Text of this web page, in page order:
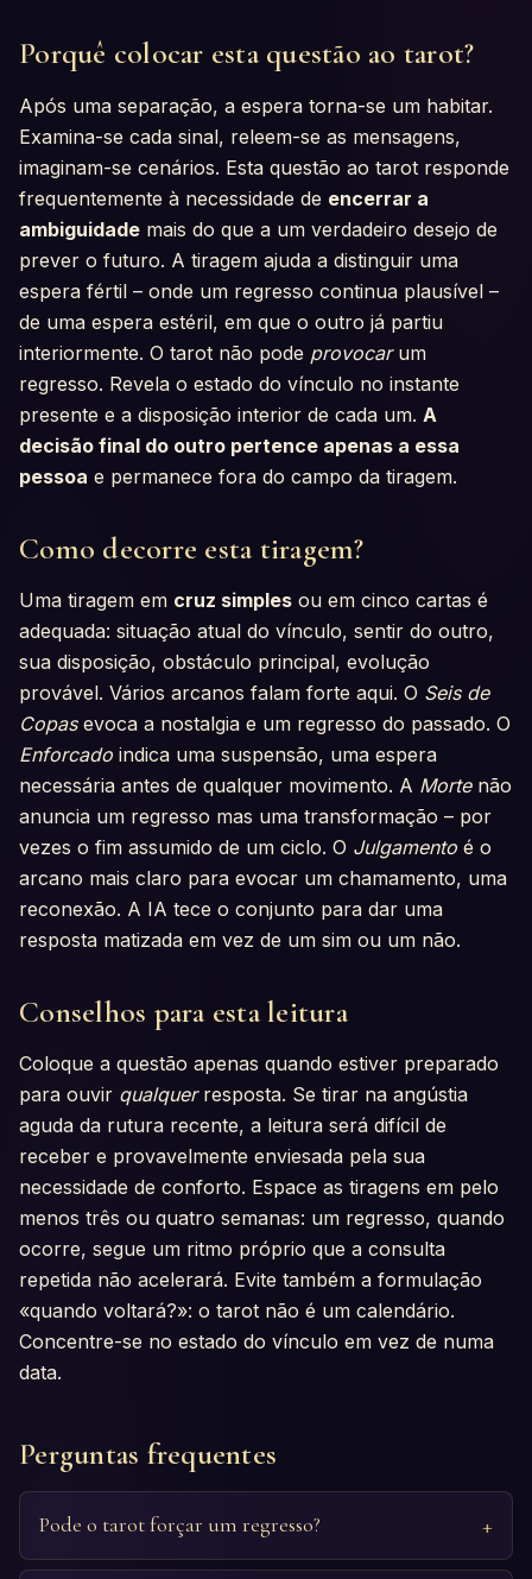
Porquê colocar esta questão ao tarot?
Após uma separação, a espera torna-se um habitar.
Examina-se cada sinal, releem-se as mensagens,
imaginam-se cenários. Esta questão ao tarot responde
frequentemente à necessidade de encerrar a
ambiguidade mais do que a um verdadeiro desejo de
prever o futuro. A tiragem ajuda a distinguir uma
espera fértil – onde um regresso continua plausível –
de uma espera estéril, em que o outro já partiu
interiormente. O tarot não pode provocarum
regresso. Revela o estado do vínculo no instante
presente e a disposição interior de cada um. A
decisão final do outro pertence apenas a essa
pessoa e permanece fora do campo da tiragem.
Como decorre esta tiragem?
Uma tiragem em cruz simples ou em cinco cartas é
adequada: situação atual do vínculo, sentir do outro,
sua disposição, obstáculo principal, evolução
provável. Vários arcanos falam forte aqui. O Seis de
Copasevoca a nostalgia e um regresso do passado. O
Enforcado indica uma suspensão, uma espera
necessária antes de qualquer movimento. A Mortenão
anuncia um regresso mas uma transformação – por
vezes o fim assumido de um ciclo. O Julgamento é o
arcano mais claro para evocar um chamamento, uma
reconexão. A IA tece o conjunto para dar uma
resposta matizada em vez de um sim ou um não.
Conselhos para esta leitura
Coloque a questão apenas quando estiver preparado
para ouvir qualquerresposta. Se tirar na angústia
aguda da rutura recente, a leitura será difícil de
receber e provavelmente enviesada pela sua
necessidade de conforto. Espace as tiragens em pelo
menos três ou quatro semanas: um regresso, quando
ocorre, segue um ritmo próprio que a consulta
repetida não acelerará. Evite também a formulação
«quando voltará?»: o tarot não é um calendário.
Concentre-se no estado do vínculo em vez de numa
data.
Perguntas frequentes
Pode o tarot forçar um regresso?